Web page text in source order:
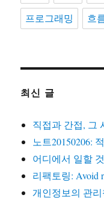
프로그래밍 흐
최신 글
직접과 간접, 그
노트20150206:
어디에서 일할
리팩토링: Avoid
개인정보의 관리